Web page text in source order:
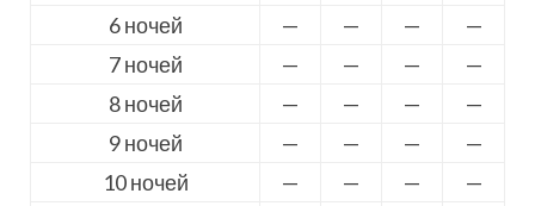
6 ночей
— — —
—
7 ночей
— — —
—
8 ночей
— — —
—
9 ночей
— — —
—
10 ночей
— — —
—